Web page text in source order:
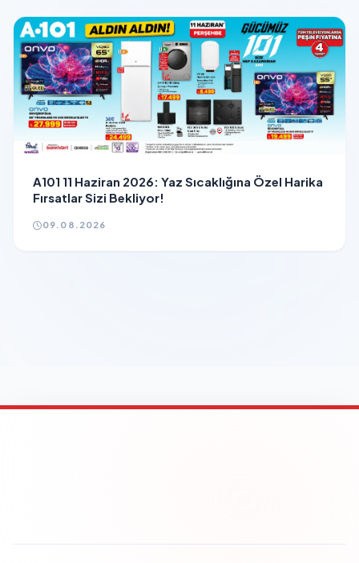
A101 11 Haziran 2026: Yaz Sıcaklığına Özel Harika
Fırsatlar Sizi Bekliyor!
09.08.2026